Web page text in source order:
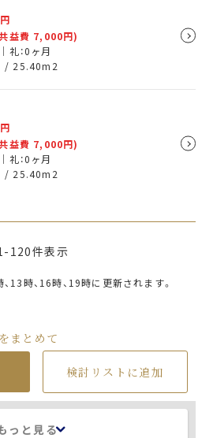
益費 7,000円)
礼：0ヶ月
/ 25.40m 2
益費 7,000円)
礼：0ヶ月
/ 25.40m 2
120件表示
時、16時、19時に更新されます。
まとめて
検討リストに追加
っと見る